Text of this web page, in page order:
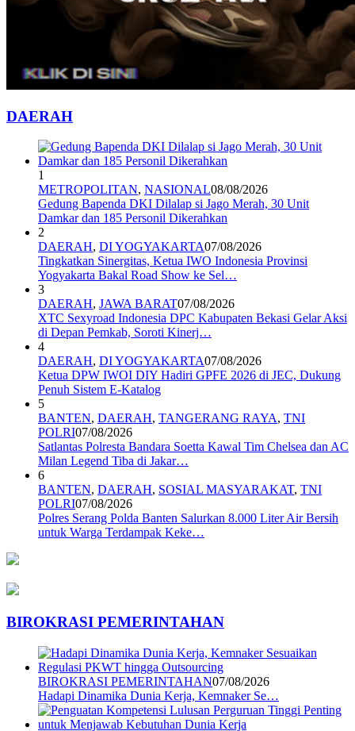
DAERAH
1
METROPOLITAN, NASIONAL08/08/2026
Gedung Bapenda DKI Dilalap si Jago Merah, 30 Unit
Damkar dan 185 Personil Dikerahkan
2
DAERAH, DI YOGYAKARTA07/08/2026
Tingkatkan Sinergitas, Ketua IWO Indonesia Provinsi
Yogyakarta Bakal Road Show ke Sel…
3
DAERAH, JAWA BARAT07/08/2026
XTC Sexyroad Indonesia DPC Kabupaten Bekasi Gelar Aksi
di Depan Pemkab, Soroti Kinerj…
4
DAERAH, DI YOGYAKARTA07/08/2026
Ketua DPW IWOI DIY Hadiri GPFE 2026 di JEC, Dukung
Penuh Sistem E-Katalog
5
BANTEN, DAERAH, TANGERANG RAYA, TNI
POLRI07/08/2026
Satlantas Polresta Bandara Soetta Kawal Tim Chelsea dan AC
Milan Legend Tiba di Jakar…
6
BANTEN, DAERAH, SOSIAL MASYARAKAT, TNI
POLRI07/08/2026
Polres Serang Polda Banten Salurkan 8.000 Liter Air Bersih
untuk Warga Terdampak Keke…
BIROKRASI PEMERINTAHAN
BIROKRASI PEMERINTAHAN07/08/2026
Hadapi Dinamika Dunia Kerja, Kemnaker Se…